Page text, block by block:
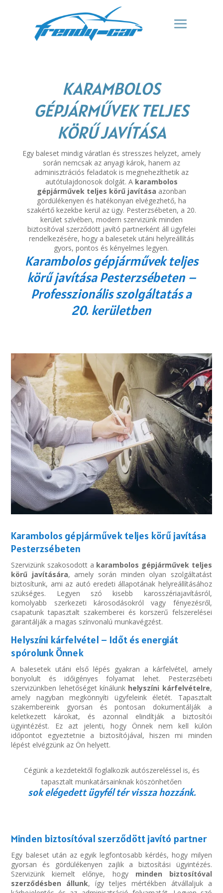
KARAMBOLOS
GÉPJÁRMŰVEK TELJES
KÖRŰ JAVÍTÁSA
Egy baleset mindig váratlan és stresszes helyzet, amely
során nemcsak az anyagi károk, hanem az
adminisztrációs feladatok is megnehezíthetik az
autótulajdonosok dolgát. A karambolos
gépjárművek teljes körű javítása azonban
gördülékenyen és hatékonyan elvégezhető, ha
szakértő kezekbe kerül az ügy. Pesterzsébeten, a 20.
kerület szívében, modern szervizünk minden
biztosítóval szerződött javító partnerként áll ügyfelei
rendelkezésére, hogy a balesetek utáni helyreállítás
gyors, pontos és kényelmes legyen.
Karambolos gépjárművek teljes
körű javítása Pesterzsébeten –
Professzionális szolgáltatás a
20. kerületben
Karambolos gépjárművek teljes körű javítása
Pesterzsébeten
Szervizünk szakosodott a karambolos gépjárművek teljes
körű javítására, amely során minden olyan szolgáltatást
biztosítunk, ami az autó eredeti állapotának helyreállításához
szükséges. Legyen szó kisebb karosszériajavításról,
komolyabb szerkezeti károsodásokról vagy fényezésről,
csapatunk tapasztalt szakemberei és korszerű felszerelései
garantálják a magas színvonalú munkavégzést.
Helyszíni kárfelvétel – Időt és energiát
spórolunk Önnek
A balesetek utáni első lépés gyakran a kárfelvétel, amely
bonyolult és időigényes folyamat lehet. Pesterzsébeti
szervizünkben lehetőséget kínálunk helyszíni kárfelvételre,
amely nagyban megkönnyíti ügyfeleink életét. Tapasztalt
szakembereink gyorsan és pontosan dokumentálják a
keletkezett károkat, és azonnal elindítják a biztosítói
ügyintézést. Ez azt jelenti, hogy Önnek nem kell külön
időpontot egyeztetnie a biztosítójával, hiszen mi minden
lépést elvégzünk az Ön helyett.
Cégünk a kezdetektől foglalkozik autószereléssel is, és
tapasztalt munkatársainknak köszönhetően
sok elégedett ügyfél tér vissza hozzánk.
Minden biztosítóval szerződött javító partner
Egy baleset után az egyik legfontosabb kérdés, hogy milyen
gyorsan és gördülékenyen zajlik a biztosítási ügyintézés.
Szervizünk kiemelt előnye, hogy minden biztosítóval
szerződésben állunk, így teljes mértékben átvállaljuk a